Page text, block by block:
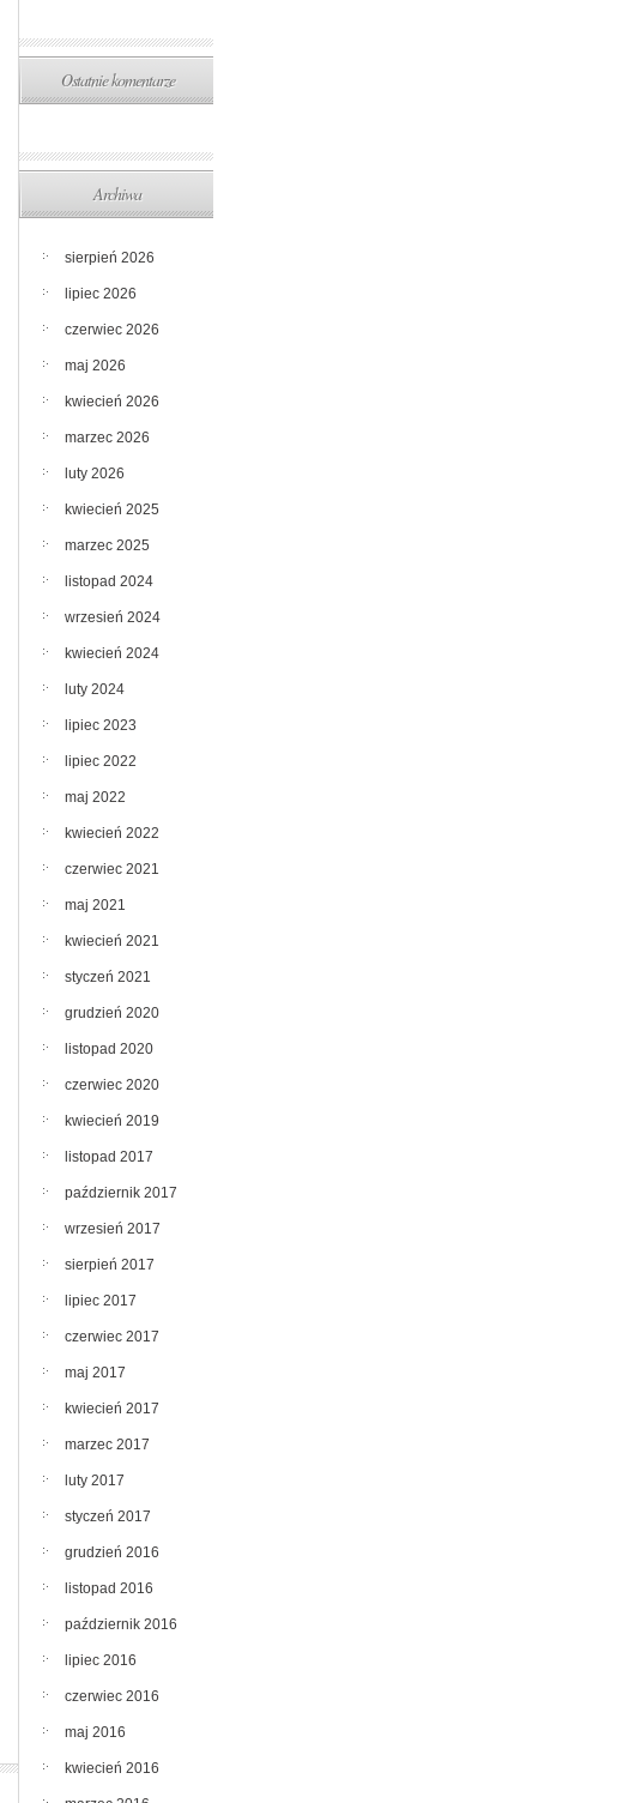
Ostatnie komentarze
Archiwa
sierpień 2026
lipiec 2026
czerwiec 2026
maj 2026
kwiecień 2026
marzec 2026
luty 2026
kwiecień 2025
marzec 2025
listopad 2024
wrzesień 2024
kwiecień 2024
luty 2024
lipiec 2023
lipiec 2022
maj 2022
kwiecień 2022
czerwiec 2021
maj 2021
kwiecień 2021
styczeń 2021
grudzień 2020
listopad 2020
czerwiec 2020
kwiecień 2019
listopad 2017
październik 2017
wrzesień 2017
sierpień 2017
lipiec 2017
czerwiec 2017
maj 2017
kwiecień 2017
marzec 2017
luty 2017
styczeń 2017
grudzień 2016
listopad 2016
październik 2016
lipiec 2016
czerwiec 2016
maj 2016
kwiecień 2016